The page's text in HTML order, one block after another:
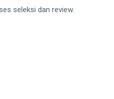
seleksi dan review.